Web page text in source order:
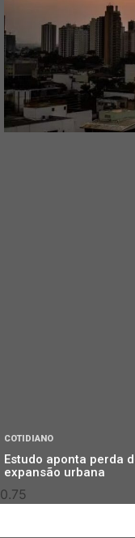
COTIDIANO
Estudo aponta perda
expansão urbana